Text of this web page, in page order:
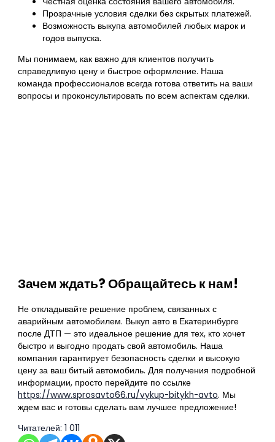
Прозрачные условия сделки без скрытых платежей.
Возможность выкупа автомобилей любых марок и
годов выпуска.
Мы понимаем, как важно для клиентов получить
справедливую цену и быстрое оформление. Наша
команда профессионалов всегда готова ответить на ваши
вопросы и проконсультировать по всем аспектам сделки.
Зачем ждать? Обращайтесь к нам!
Не откладывайте решение проблем, связанных с
аварийным автомобилем. Выкуп авто в Екатеринбурге
после ДТП — это идеальное решение для тех, кто хочет
быстро и выгодно продать свой автомобиль. Наша
компания гарантирует безопасность сделки и высокую
цену за ваш битый автомобиль. Для получения подробной
информации, просто перейдите по ссылке
https://www.sprosavto66.ru/vykup-bitykh-avto. Мы
ждем вас и готовы сделать вам лучшее предложение!
Читателей: 1 011